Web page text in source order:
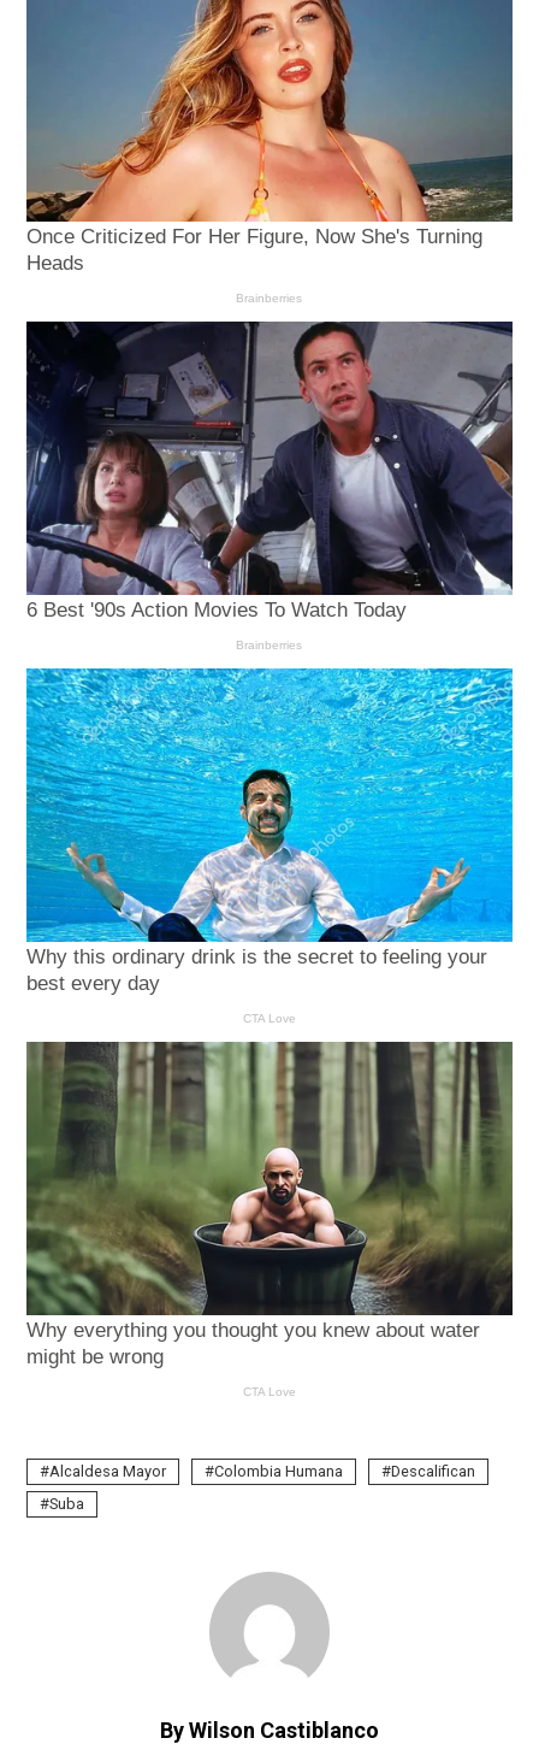
Alcaldesa Mayor Colombia Humana
Descalifican
Suba
By Wilson Castiblanco